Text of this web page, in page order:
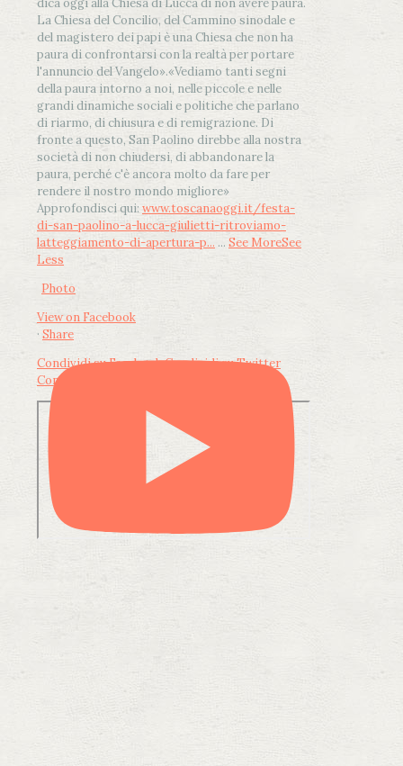
La Chiesa del Concilio, del Cammino sinodale e
del magistero dei papi è una Chiesa che non ha
paura di confrontarsi con la realtà per portare
l'annuncio del Vangelo».«Vediamo tanti segni
della paura intorno a noi, nelle piccole e nelle
grandi dinamiche sociali e politiche che parlano
di riarmo, di chiusura e di remigrazione. Di
fronte a questo, San Paolino direbbe alla nostra
società di non chiudersi, di abbandonare la
paura, perché c'è ancora molto da fare per
rendere il nostro mondo migliore»
Approfondisci qui: www.toscanaoggi.it/festa-
di-san-paolino-a-lucca-giulietti-ritroviamo-
latteggiamento-di-apertura-p... ... See MoreSee
Less
Photo
View on Facebook
· Share
Condividi su FacebookCondividi su Twitter
Condividi su LinkedIn